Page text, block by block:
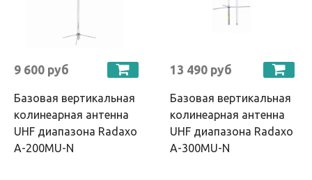
9 600 руб
Базовая вертикальная
колинеарная антенна
UHF диапазона Radaxo
A-200MU-N
13 490 руб
Базовая вертикальная
колинеарная антенна
UHF диапазона Radaxo
A-300MU-N